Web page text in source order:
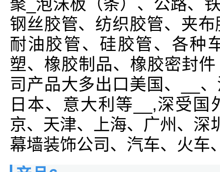
聚_泡沫板（条）、公路、
钢丝胶管、纺织胶管、夹
耐油胶管、硅胶管、各种
塑、橡胶制品、橡胶密封
司产品大多出口美国、__
日本、意大利等__,深受
京、天津、上海、广州、深
幕墙装饰公司、汽车、火车